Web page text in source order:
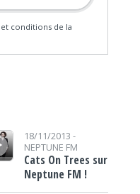
conditions de la
Lecteur audio18/11/2013 -
NEPTUNE FM
Cats On Trees sur
Neptune FM !